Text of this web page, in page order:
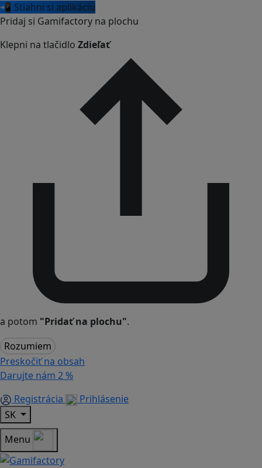
📲 Stiahni si aplikáciu
Pridaj si Gamifactory na plochu
Klepni na tlačidlo Zdieľať
a potom "Pridať na plochu".
Rozumiem
Preskočiť na obsah
Darujte nám 2 %
Registrácia
Prihlásenie
SK
Menu